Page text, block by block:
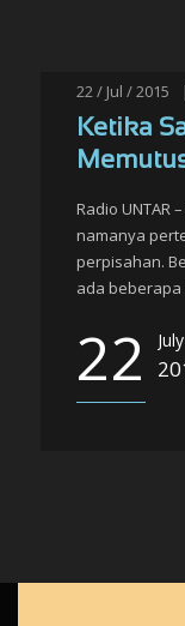
22 / Jul / 2015 |
Ketika
Radio UNTAR
namanya
perpisahan.
ada beberapa
22 July